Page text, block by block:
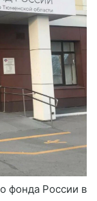
фонда России в